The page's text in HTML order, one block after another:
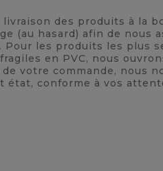
livraison des produits à la
(au hasard) afin de nous
les produits les plus
en PVC, nous
votre commande, nous
état, conforme à vos